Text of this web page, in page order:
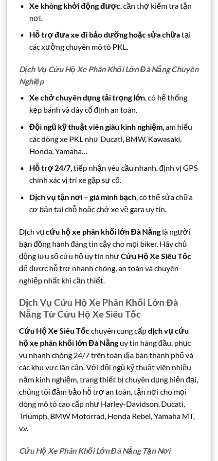
Xe không khởi động được, cần thợ kiểm tra tận
nơi.
Hỗ trợ đưa xe đi bảo dưỡng hoặc sửa chữatại
các xưởng chuyên mô tô PKL.
Dịch Vụ Cứu Hộ Xe Phân Khối Lớn Đà Nẵng Chuyên
Nghiệp
Xe chở chuyên dụng tải trọng lớn, có hệ thống
kẹp bánh và dây cố định an toàn.
Đội ngũ kỹ thuật viên giàu kinh nghiệm, am hiểu
các dòng xe PKL như Ducati, BMW, Kawasaki,
Honda, Yamaha…
Hỗ trợ 24/7, tiếp nhận yêu cầu nhanh, định vị GPS
chính xác vị trí xe gặp sự cố.
Dịch vụ tận nơi – giá minh bạch, có thể sửa chữa
cơ bản tại chỗ hoặc chở xe về gara uy tín.
Dịch vụ cứu hộ xe phân khối lớn Đà Nẵnglà người
bạn đồng hành đáng tin cậy cho mọi biker. Hãy chủ
động lưu số cứu hộ uy tín nhưCứu Hộ Xe Siêu Tốc
để được hỗ trợ nhanh chóng, an toàn và chuyên
nghiệp nhất khi cần thiết.
Dịch Vụ Cứu Hộ Xe Phân Khối Lớn Đà
Nẵng Từ Cứu Hộ Xe Siêu Tốc
Cứu Hộ Xe Siêu Tốcchuyên cung cấpdịch vụ cứu
hộ xe phân khối lớn Đà Nẵnguy tín hàng đầu, phục
vụ nhanh chóng 24/7 trên toàn địa bàn thành phố và
các khu vực lân cận. Với đội ngũ kỹ thuật viên nhiều
năm kinh nghiệm, trang thiết bị chuyên dụng hiện đại,
chúng tôi đảm bảo hỗ trợ an toàn, tận nơi cho mọi
dòng mô tô cao cấp như Harley-Davidson, Ducati,
Triumph, BMW Motorrad, Honda Rebel, Yamaha MT,
v.v.
Cứu Hộ Xe Phân Khối Lớn Đà Nẵng Tận Nơi